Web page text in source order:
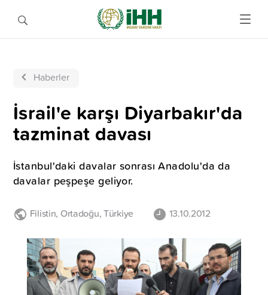
Haberler
İsrail'e karşı Diyarbakır'da
tazminat davası
İstanbul'daki davalar sonrası Anadolu'da da
davalar peşpeşe geliyor.
Filistin, Ortadoğu,Türkiye 13.10.2012